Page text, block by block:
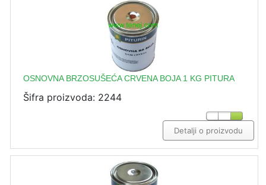
OSNOVNA BRZOSUŠEĆA CRVENA BOJA 1 KG PITURA
Šifra proizvoda: 2244
Detalji o proizvodu